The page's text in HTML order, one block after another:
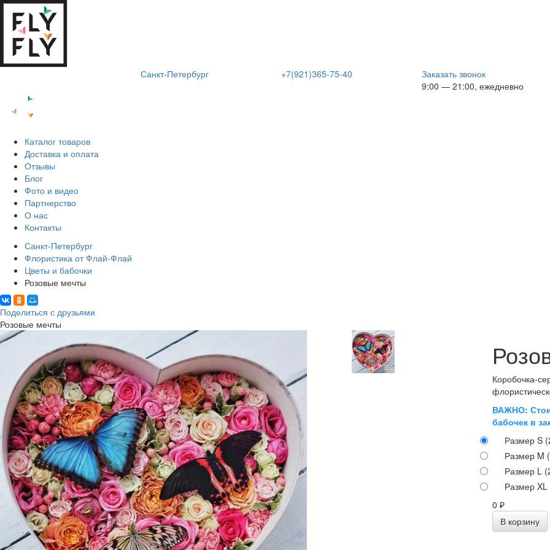
Санкт-Петербург +7(921)365-75-40
Заказать звонок
9:00 — 21:00, ежедневно
Каталог товаров
Доставка и оплата
Отзывы
Блог
Фото и видео
Партнерство
О нас
Контакты
Санкт-Петербург
Флористика от Флай-Флай
Цветы и бабочки
Розовые мечты
Поделиться с друзьями
Розовые мечты
Коробочка-
ВАЖНО:
бабочек в
Размер S
Размер M
Размер L
Размер
0 ₽
В корзину